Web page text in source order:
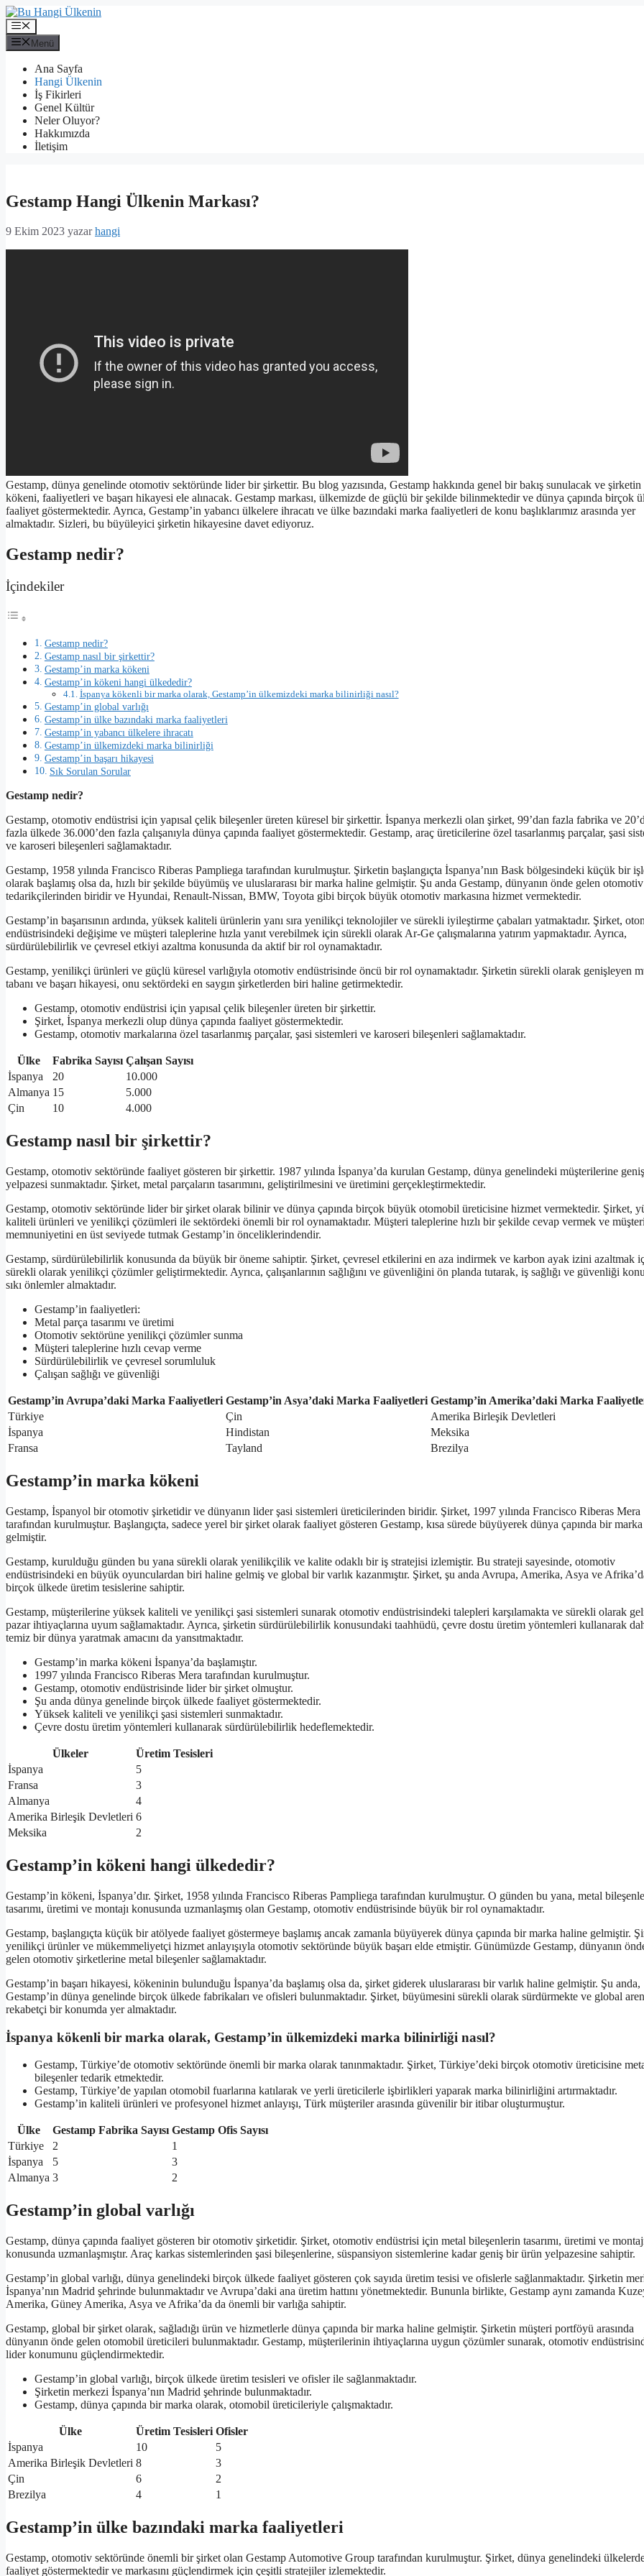
İçeriğe
atla
Menü
Menü
Ana Sayfa
Hangi Ülkenin
İş Fikirleri
Genel Kültür
Neler Oluyor?
Hakkımızda
İletişim
Gestamp Hangi Ülkenin Markası?
9 Ekim 2023 yazarhangi
Gestamp, dünya genelinde otomotiv sektöründe lider bir şirkettir. Bu blog yazısında, Gestamp hakkında genel bir bakış sunulacak ve şirketin
kökeni, faaliyetleri ve başarı hikayesi ele alınacak. Gestamp markası, ülkemizde de güçlü bir şekilde bilinmektedir ve dünya çapında birçok
faaliyet göstermektedir. Ayrıca, Gestamp’in yabancı ülkelere ihracatı ve ülke bazındaki marka faaliyetleri de konu başlıklarımız arasında yer
almaktadır. Sizleri, bu büyüleyici şirketin hikayesine davet ediyoruz.
Gestamp nedir?
İçindekiler
Gestamp nedir?
Gestamp nasıl bir şirkettir?
Gestamp’in marka kökeni
Gestamp’in kökeni hangi ülkededir?
İspanya kökenli bir marka olarak, Gestamp’in ülkemizdeki marka bilinirliği nasıl?
Gestamp’in global varlığı
Gestamp’in ülke bazındaki marka faaliyetleri
Gestamp’in yabancı ülkelere ihracatı
Gestamp’in ülkemizdeki marka bilinirliği
Gestamp’in başarı hikayesi
Sık Sorulan Sorular
Gestamp nedir?
Gestamp, otomotiv endüstrisi için yapısal çelik bileşenler üreten küresel bir şirkettir. İspanya merkezli olan şirket, 99’dan fazla fabrika ve
fazla ülkede 36.000’den fazla çalışanıyla dünya çapında faaliyet göstermektedir. Gestamp, araç üreticilerine özel tasarlanmış parçalar, şasi
ve karoseri bileşenleri sağlamaktadır.
Gestamp, 1958 yılında Francisco Riberas Pampliega tarafından kurulmuştur. Şirketin başlangıçta İspanya’nın Bask bölgesindeki küçük bir
olarak başlamış olsa da, hızlı bir şekilde büyümüş ve uluslararası bir marka haline gelmiştir. Şu anda Gestamp, dünyanın önde gelen otomotiv
tedarikçilerinden biridir ve Hyundai, Renault-Nissan, BMW, Toyota gibi birçok büyük otomotiv markasına hizmet vermektedir.
Gestamp’in başarısının ardında, yüksek kaliteli ürünlerin yanı sıra yenilikçi teknolojiler ve sürekli iyileştirme çabaları yatmaktadır. Şirket,
endüstrisindeki değişime ve müşteri taleplerine hızla yanıt verebilmek için sürekli olarak Ar-Ge çalışmalarına yatırım yapmaktadır. Ayrıca,
sürdürülebilirlik ve çevresel etkiyi azaltma konusunda da aktif bir rol oynamaktadır.
Gestamp, yenilikçi ürünleri ve güçlü küresel varlığıyla otomotiv endüstrisinde öncü bir rol oynamaktadır. Şirketin sürekli olarak genişleyen
tabanı ve başarı hikayesi, onu sektördeki en saygın şirketlerden biri haline getirmektedir.
Gestamp, otomotiv endüstrisi için yapısal çelik bileşenler üreten bir şirkettir.
Şirket, İspanya merkezli olup dünya çapında faaliyet göstermektedir.
Gestamp, otomotiv markalarına özel tasarlanmış parçalar, şasi sistemleri ve karoseri bileşenleri sağlamaktadır.
Ülke Fabrika Sayısı Çalışan Sayısı
İspanya
20
10.000
Almanya 15
5.000
Çin
10 4.000
Gestamp nasıl bir şirkettir?
Gestamp, otomotiv sektöründe faaliyet gösteren bir şirkettir. 1987 yılında İspanya’da kurulan Gestamp, dünya genelindeki müşterilerine
yelpazesi sunmaktadır. Şirket, metal parçaların tasarımını, geliştirilmesini ve üretimini gerçekleştirmektedir.
Gestamp, otomotiv sektöründe lider bir şirket olarak bilinir ve dünya çapında birçok büyük otomobil üreticisine hizmet vermektedir. Şirket,
kaliteli ürünleri ve yenilikçi çözümleri ile sektördeki önemli bir rol oynamaktadır. Müşteri taleplerine hızlı bir şekilde cevap vermek ve müşteri
memnuniyetini en üst seviyede tutmak Gestamp’in önceliklerindendir.
Gestamp, sürdürülebilirlik konusunda da büyük bir öneme sahiptir. Şirket, çevresel etkilerini en aza indirmek ve karbon ayak izini azaltmak
sürekli olarak yenilikçi çözümler geliştirmektedir. Ayrıca, çalışanlarının sağlığını ve güvenliğini ön planda tutarak, iş sağlığı ve güvenliği
sıkı önlemler almaktadır.
Gestamp’in faaliyetleri:
Metal parça tasarımı ve üretimi
Otomotiv sektörüne yenilikçi çözümler sunma
Müşteri taleplerine hızlı cevap verme
Sürdürülebilirlik ve çevresel sorumluluk
Çalışan sağlığı ve güvenliği
Gestamp’in Avrupa’daki Marka Faaliyetleri Gestamp’in Asya’daki Marka Faaliyetleri Gestamp’in Amerika’daki Marka
Türkiye
Çin
Amerika Birleşik Devletleri
İspanya
Hindistan
Meksika
Fransa
Tayland Brezilya
Gestamp’in marka kökeni
Gestamp, İspanyol bir otomotiv şirketidir ve dünyanın lider şasi sistemleri üreticilerinden biridir. Şirket, 1997 yılında Francisco Riberas Mera
tarafından kurulmuştur. Başlangıçta, sadece yerel bir şirket olarak faaliyet gösteren Gestamp, kısa sürede büyüyerek dünya çapında bir
gelmiştir.
Gestamp, kurulduğu günden bu yana sürekli olarak yenilikçilik ve kalite odaklı bir iş stratejisi izlemiştir. Bu strateji sayesinde, otomotiv
endüstrisindeki en büyük oyunculardan biri haline gelmiş ve global bir varlık kazanmıştır. Şirket, şu anda Avrupa, Amerika, Asya ve
birçok ülkede üretim tesislerine sahiptir.
Gestamp, müşterilerine yüksek kaliteli ve yenilikçi şasi sistemleri sunarak otomotiv endüstrisindeki talepleri karşılamakta ve sürekli olarak
pazar ihtiyaçlarına uyum sağlamaktadır. Ayrıca, şirketin sürdürülebilirlik konusundaki taahhüdü, çevre dostu üretim yöntemleri kullanarak
temiz bir dünya yaratmak amacını da yansıtmaktadır.
Gestamp’in marka kökeni İspanya’da başlamıştır.
1997 yılında Francisco Riberas Mera tarafından kurulmuştur.
Gestamp, otomotiv endüstrisinde lider bir şirket olmuştur.
Şu anda dünya genelinde birçok ülkede faaliyet göstermektedir.
Yüksek kaliteli ve yenilikçi şasi sistemleri sunmaktadır.
Çevre dostu üretim yöntemleri kullanarak sürdürülebilirlik hedeflemektedir.
Ülkeler
Üretim Tesisleri
İspanya
5
Fransa
3
Almanya
4
Amerika Birleşik Devletleri 6
Meksika
2
Gestamp’in kökeni hangi ülkededir?
Gestamp’in kökeni, İspanya’dır. Şirket, 1958 yılında Francisco Riberas Pampliega tarafından kurulmuştur. O günden bu yana, metal
tasarımı, üretimi ve montajı konusunda uzmanlaşmış olan Gestamp, otomotiv endüstrisinde büyük bir rol oynamaktadır.
Gestamp, başlangıçta küçük bir atölyede faaliyet göstermeye başlamış ancak zamanla büyüyerek dünya çapında bir marka haline gelmiştir.
yenilikçi ürünler ve mükemmeliyetçi hizmet anlayışıyla otomotiv sektöründe büyük başarı elde etmiştir. Günümüzde Gestamp, dünyanın
gelen otomotiv şirketlerine metal bileşenler sağlamaktadır.
Gestamp’in başarı hikayesi, kökeninin bulunduğu İspanya’da başlamış olsa da, şirket giderek uluslararası bir varlık haline gelmiştir. Şu anda,
Gestamp’in dünya genelinde birçok ülkede fabrikaları ve ofisleri bulunmaktadır. Şirket, büyümesini sürekli olarak sürdürmekte ve global
rekabetçi bir konumda yer almaktadır.
İspanya kökenli bir marka olarak, Gestamp’in ülkemizdeki marka bilinirliği nasıl?
Gestamp, Türkiye’de otomotiv sektöründe önemli bir marka olarak tanınmaktadır. Şirket, Türkiye’deki birçok otomotiv üreticisine
bileşenler tedarik etmektedir.
Gestamp, Türkiye’de yapılan otomobil fuarlarına katılarak ve yerli üreticilerle işbirlikleri yaparak marka bilinirliğini artırmaktadır.
Gestamp’in kaliteli ürünleri ve profesyonel hizmet anlayışı, Türk müşteriler arasında güvenilir bir itibar oluşturmuştur.
Ülke Gestamp Fabrika Sayısı Gestamp Ofis Sayısı
Türkiye
2
1
İspanya
5
3
Almanya 3 2
Gestamp’in global varlığı
Gestamp, dünya çapında faaliyet gösteren bir otomotiv şirketidir. Şirket, otomotiv endüstrisi için metal bileşenlerin tasarımı, üretimi ve
konusunda uzmanlaşmıştır. Araç karkas sistemlerinden şasi bileşenlerine, süspansiyon sistemlerine kadar geniş bir ürün yelpazesine sahiptir.
Gestamp’in global varlığı, dünya genelindeki birçok ülkede faaliyet gösteren çok sayıda üretim tesisi ve ofislerle sağlanmaktadır. Şirketin
İspanya’nın Madrid şehrinde bulunmaktadır ve Avrupa’daki ana üretim hattını yönetmektedir. Bununla birlikte, Gestamp aynı zamanda
Amerika, Güney Amerika, Asya ve Afrika’da da önemli bir varlığa sahiptir.
Gestamp, global bir şirket olarak, sağladığı ürün ve hizmetlerle dünya çapında bir marka haline gelmiştir. Şirketin müşteri portföyü arasında
dünyanın önde gelen otomobil üreticileri bulunmaktadır. Gestamp, müşterilerinin ihtiyaçlarına uygun çözümler sunarak, otomotiv
lider konumunu güçlendirmektedir.
Gestamp’in global varlığı, birçok ülkede üretim tesisleri ve ofisler ile sağlanmaktadır.
Şirketin merkezi İspanya’nın Madrid şehrinde bulunmaktadır.
Gestamp, dünya çapında bir marka olarak, otomobil üreticileriyle çalışmaktadır.
Ülke Üretim Tesisleri Ofisler
İspanya
10
5
Amerika Birleşik Devletleri 8
3
Çin
6
2
Brezilya
4 1
Gestamp’in ülke bazındaki marka faaliyetleri
Gestamp, otomotiv sektöründe önemli bir şirket olan Gestamp Automotive Group tarafından kurulmuştur. Şirket, dünya genelindeki
faaliyet göstermektedir ve markasını güçlendirmek için çeşitli stratejiler izlemektedir.